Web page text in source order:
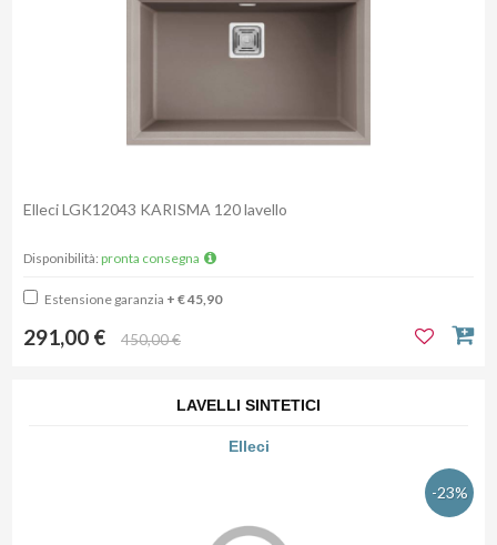
Elleci LGK12043 KARISMA 120 lavello
Disponibilità: pronta consegna
Estensione garanzia + € 45,90
291,00 € 450,00 €
LAVELLI SINTETICI
Elleci
-23%